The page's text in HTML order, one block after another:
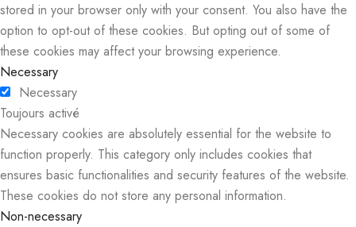
stored in your browser only with your consent. You also have the
option to opt-out of these cookies. But opting out of some of
these cookies may affect your browsing experience.
Necessary
Necessary
Toujours activé
Necessary cookies are absolutely essential for the website to
function properly. This category only includes cookies that
ensures basic functionalities and security features of the website.
These cookies do not store any personal information.
Non-necessary